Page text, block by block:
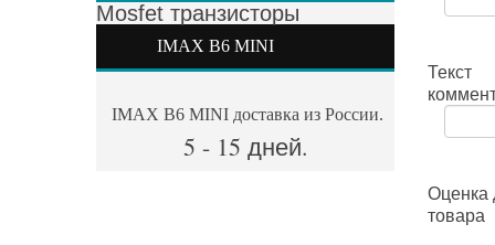
Mosfet транзисторы
IMAX B6 MINI
IMAX B6 MINI доставка из России.
5 - 15 дней.
Текст
Оценка
товара